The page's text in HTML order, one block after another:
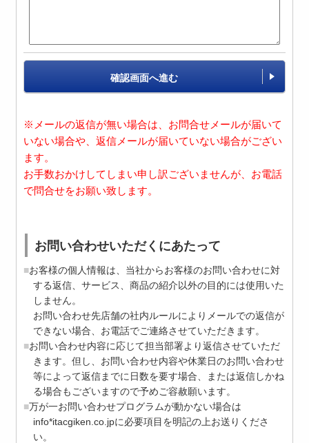
確認画面へ進む
※メールの返信が無い場合は、お問合せメールが届いて
いない場合や、返信メールが届いていない場合がござい
ます。
お手数おかけしてしまい申し訳ございませんが、お電話
で問合せをお願い致します。
お問い合わせいただくにあたって
お客様の個人情報は、当社からお客様のお問い合わせに対
する返信、サービス、商品の紹介以外の目的には使用いた
しません。
お問い合わせ先店舗の社内ルールによりメールでの返信が
できない場合、お電話でご連絡させていただきます。
お問い合わせ内容に応じて担当部署より返信させていただ
きます。但し、お問い合わせ内容や休業日のお問い合わせ
等によって返信までに日数を要す場合、または返信しかね
る場合もございますので予めご容赦願います。
万が一お問い合わせプログラムが動かない場合は
info*itacgiken.co.jpに必要項目を明記の上お送りくださ
い。